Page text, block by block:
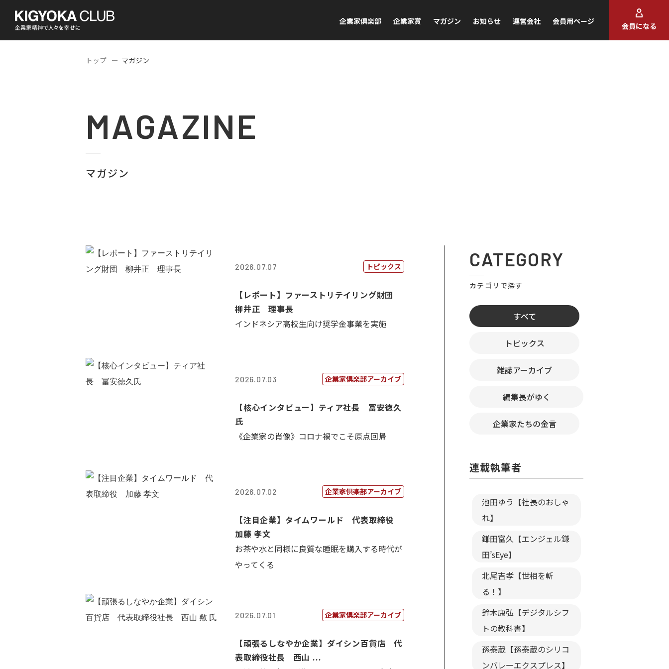
企業家倶楽部 企業家賞 マガジン お知らせ 運営会社 会員用ページ
会員になる
トップ マガジン
MAGAZINE
マガジン
2026.07.07 トピックス
【レポート】ファーストリテイリング財団
柳井正 理事長
インドネシア高校生向け奨学金事業を実施
2026.07.03 企業家倶楽部アーカイブ
【核心インタビュー】ティア社長 冨安徳久
氏
《企業家の肖像》コロナ禍でこそ原点回帰
2026.07.02 企業家倶楽部アーカイブ
【注目企業】タイムワールド 代表取締役
加藤 孝文
お茶や水と同様に良質な睡眠を購入する時代が
やってくる
2026.07.01 企業家倶楽部アーカイブ
【頑張るしなやか企業】ダイシン百貨店 代
表取締役社長 西山 ...
CATEGORY
カテゴリで探す
すべて
トピックス
雑誌アーカイブ
編集長がゆく
企業家たちの金言
連載執筆者
池田ゆう【社長のおしゃ
れ】
鎌田富久【エンジェル鎌
田’sEye】
北尾吉孝【世相を斬
る！】
鈴木康弘【デジタルシフ
トの教科書】
孫泰蔵【孫泰蔵のシリコ
ンバレーエクスプレス】